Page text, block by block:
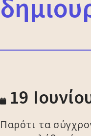
19
Παρότι τα